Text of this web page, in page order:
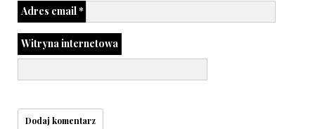
Adres email*
Witryna internetowa